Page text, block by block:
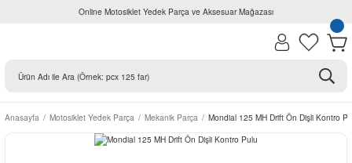
Online Motosiklet Yedek Parça ve Aksesuar Mağazası
Anasayfa Motosiklet Yedek Parça Mekanik Parça Mondial 125 MH Drift Ön Dişli Kontro